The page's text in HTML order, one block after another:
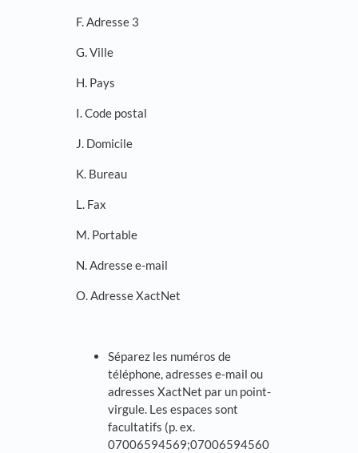
F. Adresse 3
G. Ville
H. Pays
I. Code postal
J. Domicile
K. Bureau
L. Fax
M. Portable
N. Adresse e-mail
O. Adresse XactNet
Séparez les numéros de
téléphone, adresses e-mail ou
adresses XactNet par un point-
virgule. Les espaces sont
facultatifs (p. ex.
07006594569;07006594560